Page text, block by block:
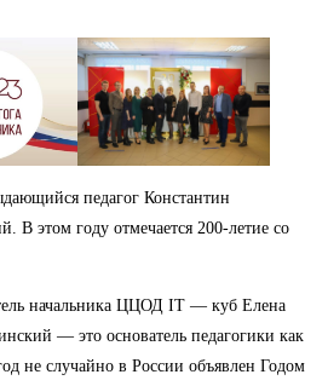
педагог Константин
В этом году отмечается 200-летие со
начальника ЦЦОД IT — куб Елена
— это основатель педагогики как
не случайно в России объявлен Годом